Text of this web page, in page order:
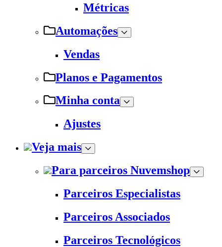
Métricas
Automações
Vendas
Planos e Pagamentos
Minha conta
Ajustes
Veja mais
Para parceiros Nuvemshop
Parceiros Especialistas
Parceiros Associados
Parceiros Tecnológicos